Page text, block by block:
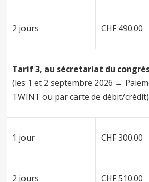
2 jours CHF 490.00
Tarif 3, au sécretariat du
(les 1 et 2 septembre 2026 →
TWINT ou par carte de débit/crédit)
1 jour CHF 300.00
2 jours CHF 510.00